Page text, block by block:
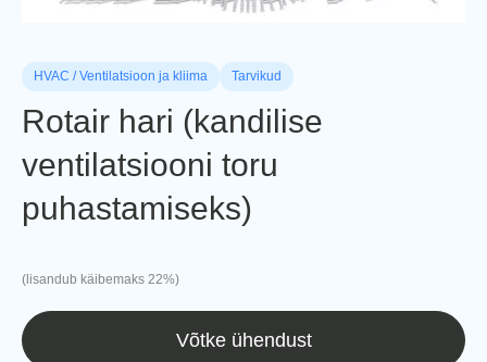
HVAC / Ventilatsioon ja kliima Tarvikud
Rotair hari (kandilise
ventilatsiooni toru
puhastamiseks)
(lisandub käibemaks 22%)
Võtke ühendust